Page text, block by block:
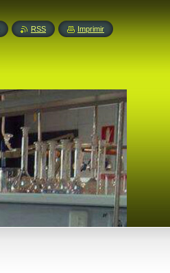
RSS Imprimir